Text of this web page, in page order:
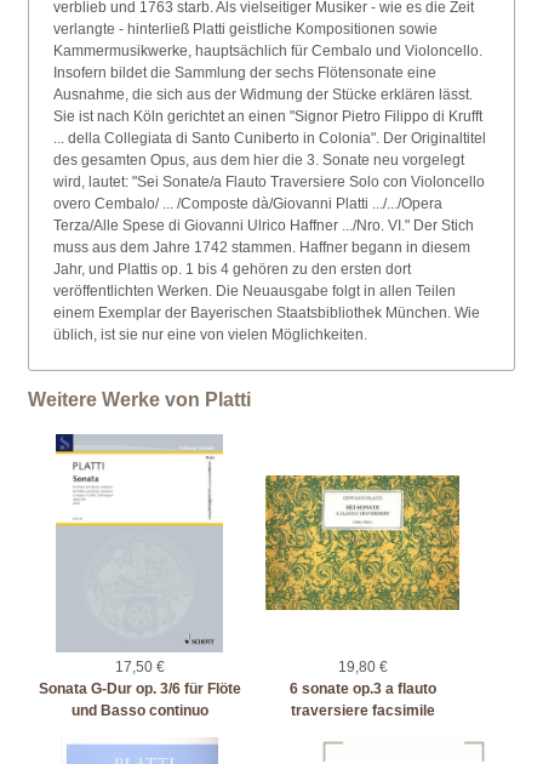
verblieb und 1763 starb. Als vielseitiger Musiker - wie es die Zeit
verlangte - hinterließ Platti geistliche Kompositionen sowie
Kammermusikwerke, hauptsächlich für Cembalo und Violoncello.
Insofern bildet die Sammlung der sechs Flötensonate eine
Ausnahme, die sich aus der Widmung der Stücke erklären lässt.
Sie ist nach Köln gerichtet an einen "Signor Pietro Filippo di Krufft
... della Collegiata di Santo Cuniberto in Colonia". Der Originaltitel
des gesamten Opus, aus dem hier die 3. Sonate neu vorgelegt
wird, lautet: "Sei Sonate/a Flauto Traversiere Solo con Violoncello
overo Cembalo/ ... /Composte dà/Giovanni Platti .../.../Opera
Terza/Alle Spese di Giovanni Ulrico Haffner .../Nro. VI." Der Stich
muss aus dem Jahre 1742 stammen. Haffner begann in diesem
Jahr, und Plattis op. 1 bis 4 gehören zu den ersten dort
veröffentlichten Werken. Die Neuausgabe folgt in allen Teilen
einem Exemplar der Bayerischen Staatsbibliothek München. Wie
üblich, ist sie nur eine von vielen Möglichkeiten.
Weitere Werke von Platti
17,50 €
Sonata G-Dur op. 3/6 für Flöte
und Basso continuo
19,80 €
6 sonate op.3 a flauto
traversiere facsimile